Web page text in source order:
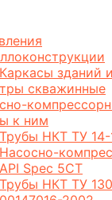
Каркасы зданий
скважинные
к ним
Трубы НКТ ТУ 14-
Насосно-
API Spec 5CT
Трубы НКТ ТУ